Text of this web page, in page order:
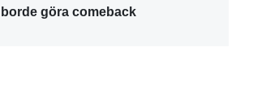
borde göra comeback